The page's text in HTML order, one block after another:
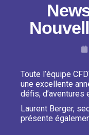
Toute l’équipe
une excellente
défis, d’aventures
Laurent Berger,
présente